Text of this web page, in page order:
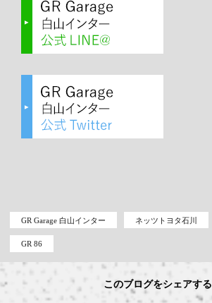
GR Garage 白山インター ネッツトヨタ石川
GR 86
このブログをシェアする